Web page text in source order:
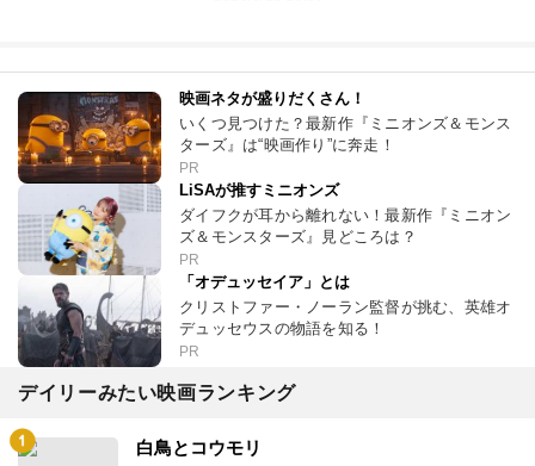
映画ネタが盛りだくさん！
いくつ見つけた？最新作『ミニオンズ＆モンス
ターズ』は“映画作り”に奔走！
PR
LiSAが推すミニオンズ
ダイフクが耳から離れない！最新作『ミニオン
ズ＆モンスターズ』見どころは？
PR
「オデュッセイア」とは
クリストファー・ノーラン監督が挑む、英雄オ
デュッセウスの物語を知る！
PR
デイリーみたい映画ランキング
白鳥とコウモリ